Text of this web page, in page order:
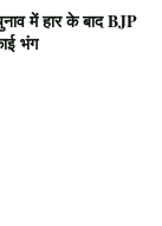
में हार के बाद BJP
भंग